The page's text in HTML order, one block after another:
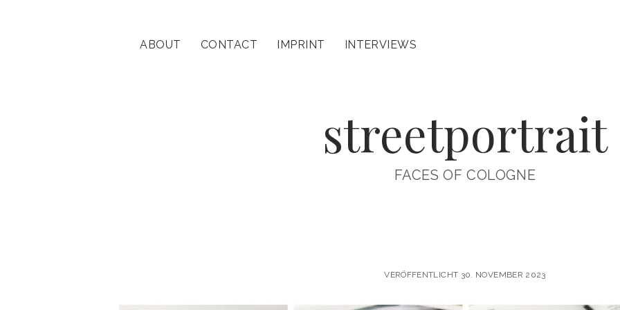
ABOUT CONTACT IMPRINT INTERVIEWS
streetportrait
FACES OF COLOGNE
VERÖFFENTLICHT 30. NOVEMBER 2023